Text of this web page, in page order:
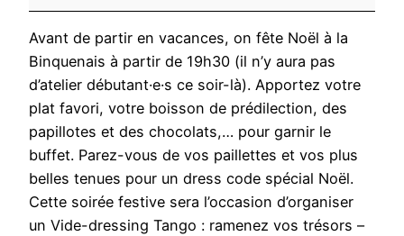
g
a
d
e
N
o
ë
l
Avant de partir en vacances, on fête Noël à la
Binquenais à partir de 19h30 (il n’y aura pas
d’atelier débutant·e·s ce soir-là). Apportez votre
plat favori, votre boisson de prédilection, des
papillotes et des chocolats,… pour garnir le
buffet. Parez-vous de vos paillettes et vos plus
belles tenues pour un dress code spécial Noël.
Cette soirée festive sera l’occasion d’organiser
un Vide-dressing Tango : ramenez vos trésors –